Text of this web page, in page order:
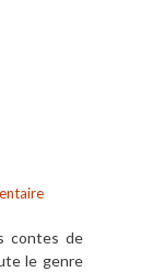
contes de
le genre